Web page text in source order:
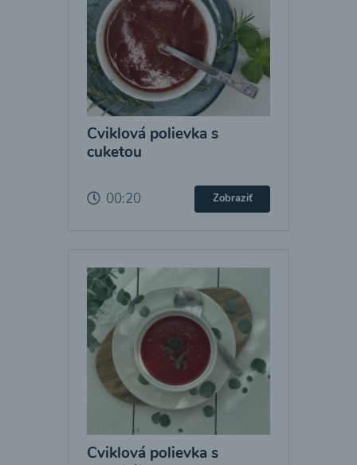
Cviklová polievka s
cuketou
00:20 Zobraziť
Cviklová polievka s